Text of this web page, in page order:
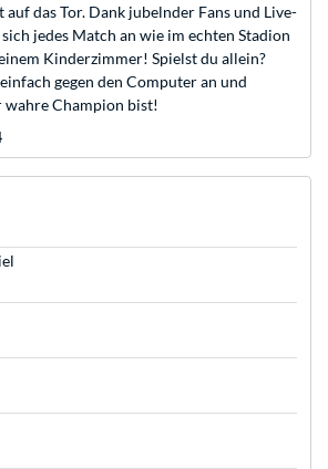
das Tor. Dank jubelnder Fans und Live-
jedes Match an wie im echten Stadion
Kinderzimmer! Spielst du allein?
gegen den Computer an und
wahre Champion bist!